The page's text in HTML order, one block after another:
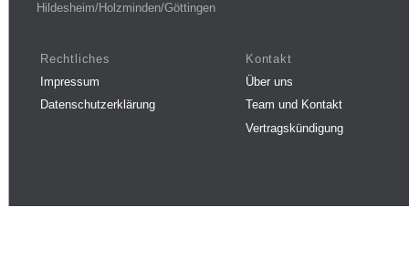
Hildesheim/Holzminden/Göttingen
Rechtliches
Impressum
Datenschutzerklärung
Kontakt
Über uns
Team und Kontakt
Vertragskündigung